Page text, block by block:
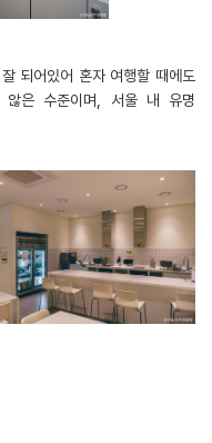
되어있어 혼자 여행할 때에도
않은 수준이며, 서울 내 유명